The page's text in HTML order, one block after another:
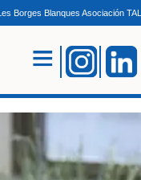
Borges Blanques Asociación